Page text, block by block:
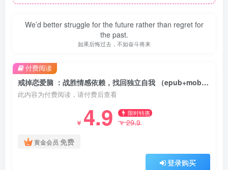
We’d better struggle for the future rather than regret for
the past.
如果后悔过去，不如奋斗将来
戒掉恋爱脑 ：战胜情感依赖，找回独立自我 （epub+mobi+pdf）
此内容为付费阅读，请付费后查看
￥ 4.9 限时特惠
￥29.9
黄金会员 免费
登录购买
付费阅读